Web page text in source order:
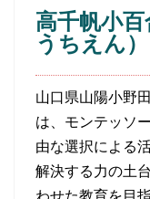
高千帆小
うちえん）
山口県山陽小野
は、モンテッソ
由な選択による
解決する力の土
わせた教育を目